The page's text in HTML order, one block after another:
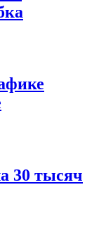
30 тысяч